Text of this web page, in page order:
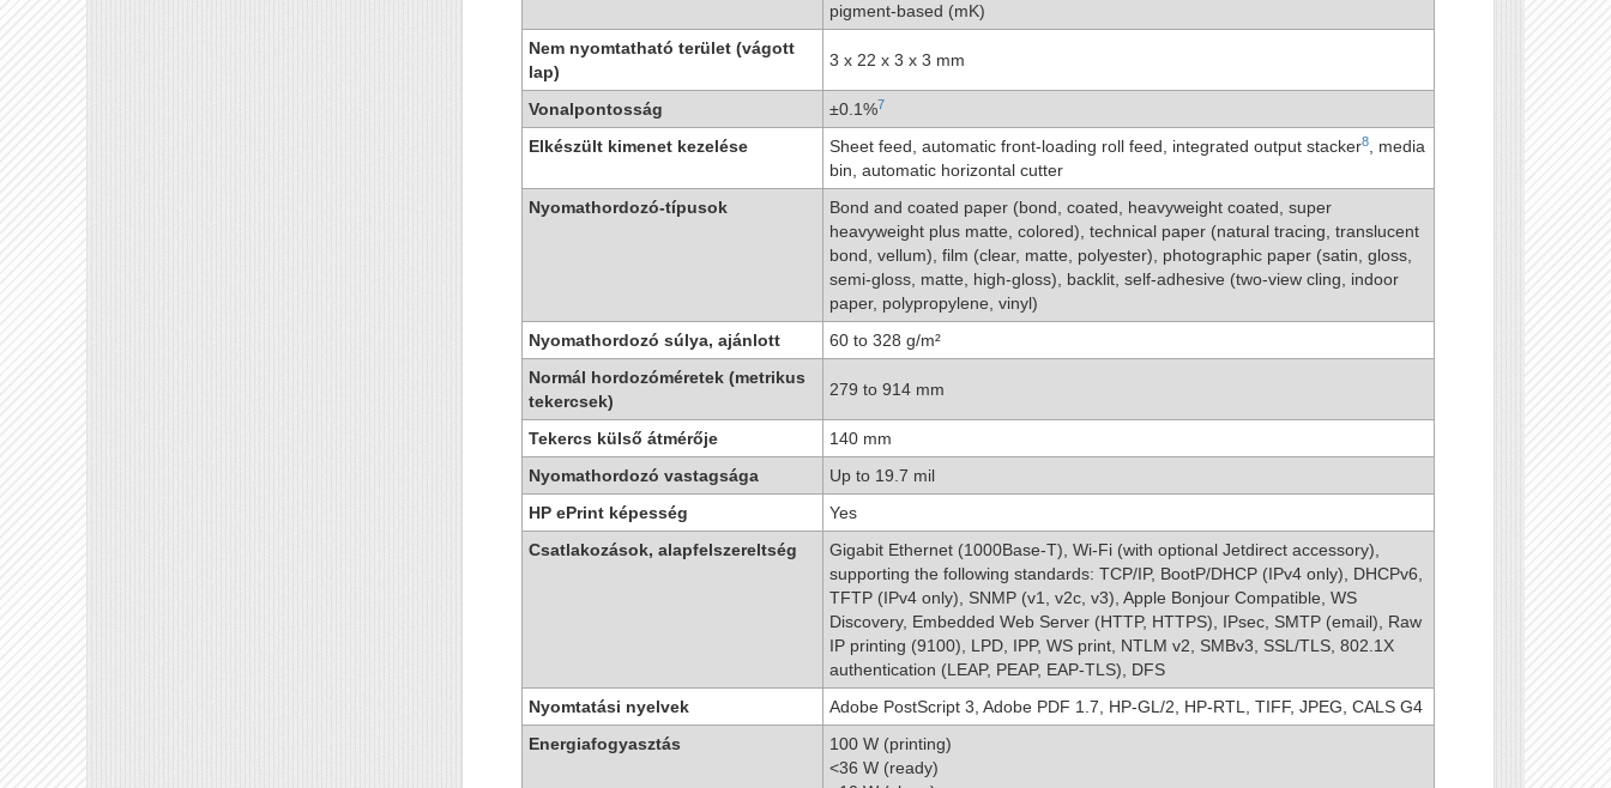
pigment-based (mK)
Nem nyomtatható terület (vágott
lap)
3 x 22 x 3 x 3 mm
Vonalpontosság ±0.1%7
Elkészült kimenet kezelése Sheet feed, automatic front-loading roll feed, integrated output stacker8, media
bin, automatic horizontal cutter
Nyomathordozó-típusok
Bond and coated paper (bond, coated, heavyweight coated, super
heavyweight plus matte, colored), technical paper (natural tracing, translucent
bond, vellum), film (clear, matte, polyester), photographic paper (satin, gloss,
semi-gloss, matte, high-gloss), backlit, self-adhesive (two-view cling, indoor
paper, polypropylene, vinyl)
Nyomathordozó súlya, ajánlott
60 to 328 g/m²
Normál hordozóméretek (metrikus
tekercsek)
279 to 914 mm
Tekercs külső átmérője
140 mm
Nyomathordozó vastagsága
Up to 19.7 mil
HP ePrint képesség
Yes
Csatlakozások, alapfelszereltség
Gigabit Ethernet (1000Base-T), Wi-Fi (with optional Jetdirect accessory),
supporting the following standards: TCP/IP, BootP/DHCP (IPv4 only), DHCPv6,
TFTP (IPv4 only), SNMP (v1, v2c, v3), Apple Bonjour Compatible, WS
Discovery, Embedded Web Server (HTTP, HTTPS), IPsec, SMTP (email), Raw
IP printing (9100), LPD, IPP, WS print, NTLM v2, SMBv3, SSL/TLS, 802.1X
authentication (LEAP, PEAP, EAP-TLS), DFS
Nyomtatási nyelvek
Adobe PostScript 3, Adobe PDF 1.7, HP-GL/2, HP-RTL, TIFF, JPEG, CALS G4
Energiafogyasztás
100 W (printing)
<36 W (ready)